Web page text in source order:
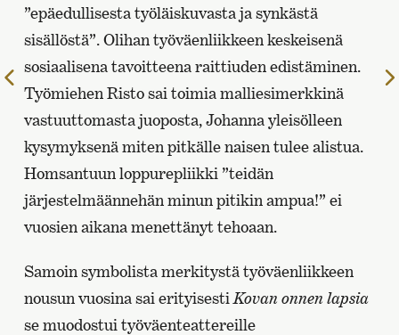
”epäedullisesta työläiskuvasta ja synkästä
sisällöstä”. Olihan työväenliikkeen keskeisenä
sosiaalisena tavoitteena raittiuden edistäminen.
Työmiehen Risto sai toimia malliesimerkkinä
vastuuttomasta juoposta, Johanna yleisölleen
kysymyksenä miten pitkälle naisen tulee alistua.
Homsantuun loppurepliikki ”teidän
järjestelmäännehän minun pitikin ampua!” ei
vuosien aikana menettänyt tehoaan.
Samoin symbolista merkitystä työväenliikkeen
nousun vuosina sai erityisesti Kovan onnen lapsia
se muodostui työväenteattereille
Edelliselle
sivulle